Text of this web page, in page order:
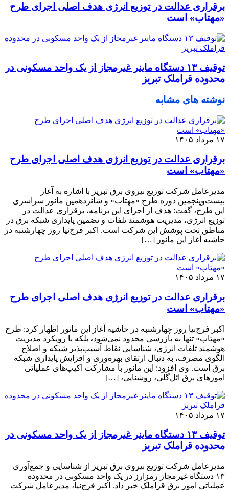
برقراری عدالت در توزیع انرژی هدف اصلی اجرای طرح
«مهتاب» است
توقیف ۱۳ دستگاه ماینر غیرمجاز از یک واحد مسکونی در
محدوده قراملک تبریز
نوشته های مشابه
۱۷ مرداد ۱۴۰۵
برقراری عدالت در توزیع انرژی هدف اصلی اجرای طرح
«مهتاب» است
مدیرعامل شرکت توزیع نیروی برق تبریز با اشاره به آغاز
بیست‌وپنجمین دوره طرح «مهتاب» و شانزدهمین مانور سراسری
این طرح، گفت: هدف از اجرای این برنامه، برقراری عدالت در
توزیع انرژی، مدیریت هوشمند تلفات و تضمین پایداری شبکه برق در
مناطق تحت پوشش این شرکت است. اکبر فرج‌نیا روز چهارشنبه در
حاشیه آغاز این مانور […]
۱۷ مرداد ۱۴۰۵
برقراری عدالت در توزیع انرژی هدف اصلی اجرای طرح
«مهتاب» است
اکبر فرج‌نیا روز چهارشنبه در حاشیه آغاز این مانور اظهار کرد: طرح
«مهتاب» تنها به بازرسی محدود نمی‌شود، بلکه با رویکرد مدیریت
هوشمند تلفات انرژی، شناسایی نقاط آسیب‌پذیر شبکه و اصلاح
الگوی مصرف، به دنبال ارتقای بهره‌وری و افزایش پایداری شبکه
برق است. وی افزود: این مانور با مشارکت اکیپ‌های عملیاتی
امورهای برق ائل‌گلی، روشنایی، […]
۱۷ مرداد ۱۴۰۵
توقیف ۱۳ دستگاه ماینر غیرمجاز از یک واحد مسکونی در
محدوده قراملک تبریز
مدیرعامل شرکت توزیع نیروی برق تبریز از شناسایی و جمع‌آوری
۱۳ دستگاه غیرمجاز رمزارز در یک واحد مسکونی در محدوده
عملیاتی امور برق قراملک خبر داد. اکبر فرج‌نیا، مدیرعامل شرکت